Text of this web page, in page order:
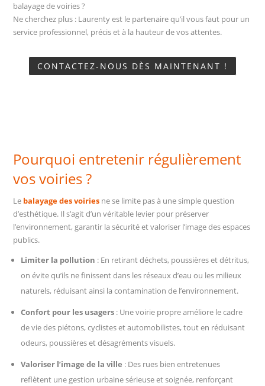
balayage de voiries ?
Ne cherchez plus : Laurenty est le partenaire qu’il vous faut pour un
service professionnel, précis et à la hauteur de vos attentes.
CONTACTEZ-NOUS DÈS MAINTENANT !
Pourquoi entretenir régulièrement
vos voiries ?
Le balayage des voiries ne se limite pas à une simple question
d’esthétique. Il s’agit d’un véritable levier pour préserver
l’environnement, garantir la sécurité et valoriser l’image des espaces
publics.
Limiter la pollution : En retirant déchets, poussières et détritus,
on évite qu’ils ne finissent dans les réseaux d’eau ou les milieux
naturels, réduisant ainsi la contamination de l’environnement.
Confort pour les usagers : Une voirie propre améliore le cadre
de vie des piétons, cyclistes et automobilistes, tout en réduisant
odeurs, poussières et désagréments visuels.
Valoriser l’image de la ville : Des rues bien entretenues
reflètent une gestion urbaine sérieuse et soignée, renforçant